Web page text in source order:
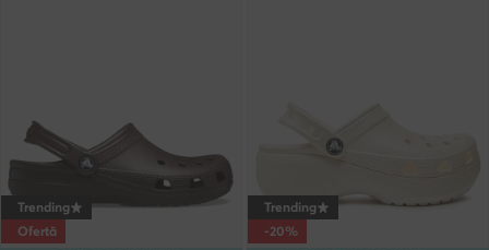
Trending
Ofertă
Trending
-20%